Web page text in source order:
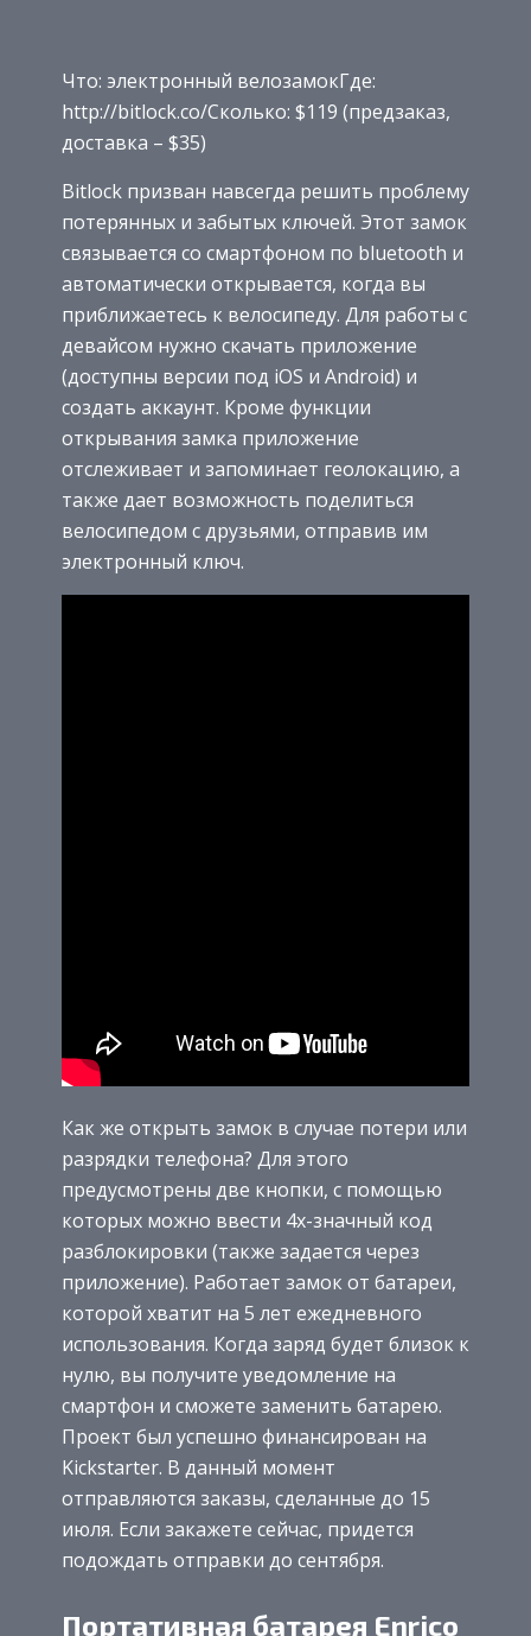
Что: электронный велозамокГде:
http://bitlock.co/Сколько: $119 (предзаказ,
доставка – $35)
Bitlock призван навсегда решить проблему
потерянных и забытых ключей. Этот замок
связывается со смартфоном по bluetooth и
автоматически открывается, когда вы
приближаетесь к велосипеду. Для работы с
девайсом нужно скачать приложение
(доступны версии под iOS и Android) и
создать аккаунт. Кроме функции
открывания замка приложение
отслеживает и запоминает геолокацию, а
также дает возможность поделиться
велосипедом с друзьями, отправив им
электронный ключ.
Как же открыть замок в случае потери или
разрядки телефона? Для этого
предусмотрены две кнопки, с помощью
которых можно ввести 4х-значный код
разблокировки (также задается через
приложение). Работает замок от батареи,
которой хватит на 5 лет ежедневного
использования. Когда заряд будет близок к
нулю, вы получите уведомление на
смартфон и сможете заменить батарею.
Проект был успешно финансирован на
Kickstarter. В данный момент
отправляются заказы, сделанные до 15
июля. Если закажете сейчас, придется
подождать отправки до сентября.
Портативная батарея Enrico